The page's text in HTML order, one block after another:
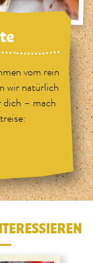
vom rein
wir natürlich
dich – mach